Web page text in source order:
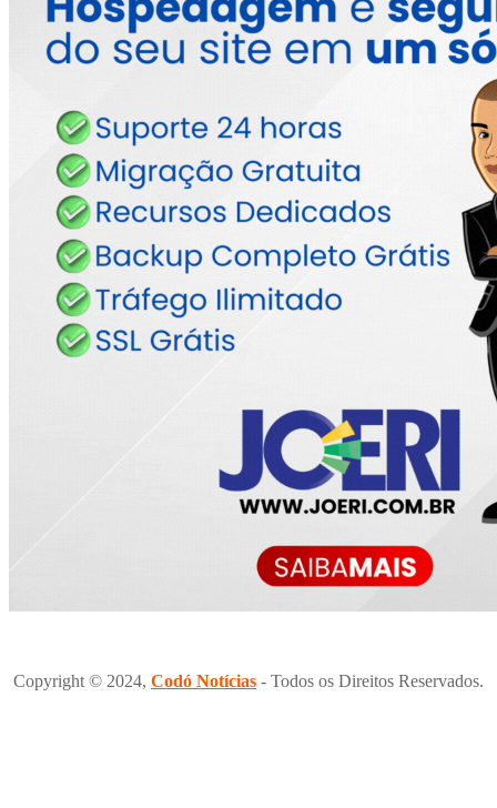
Copyright © 2024, Codó Notícias - Todos os Direitos Reservados.